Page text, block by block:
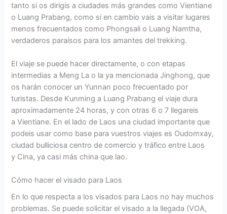
tanto si os dirigís a ciudades más grandes como Vientiane
o Luang Prabang, como si en cambio vais a visitar lugares
menos frecuentados como Phongsali o Luang Namtha,
verdaderos paraísos para los amantes del trekking.
El viaje se puede hacer directamente, o con etapas
intermedias a Meng La o la ya mencionada Jinghong, que
os harán conocer un Yunnan poco frecuentado por
turistas. Desde Kunming a Luang Prabang el viaje dura
aproximadamente 24 horas, y con otras 6 o 7 llegareis
a Vientiane. En el lado de Laos una ciudad importante que
podeis usar como base para vuestros viajes es Oudomxay,
ciudad bulliciosa centro de comercio y tráfico entre Laos
y Cina, ya casi más china que lao.
Cómo hacer el visado para Laos
En lo que respecta a los visados para Laos no hay muchos
problemas. Se puede solicitar el visado a la llegada (VOA,